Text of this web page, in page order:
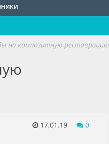
на композитную реставрацию
17.01.19
0